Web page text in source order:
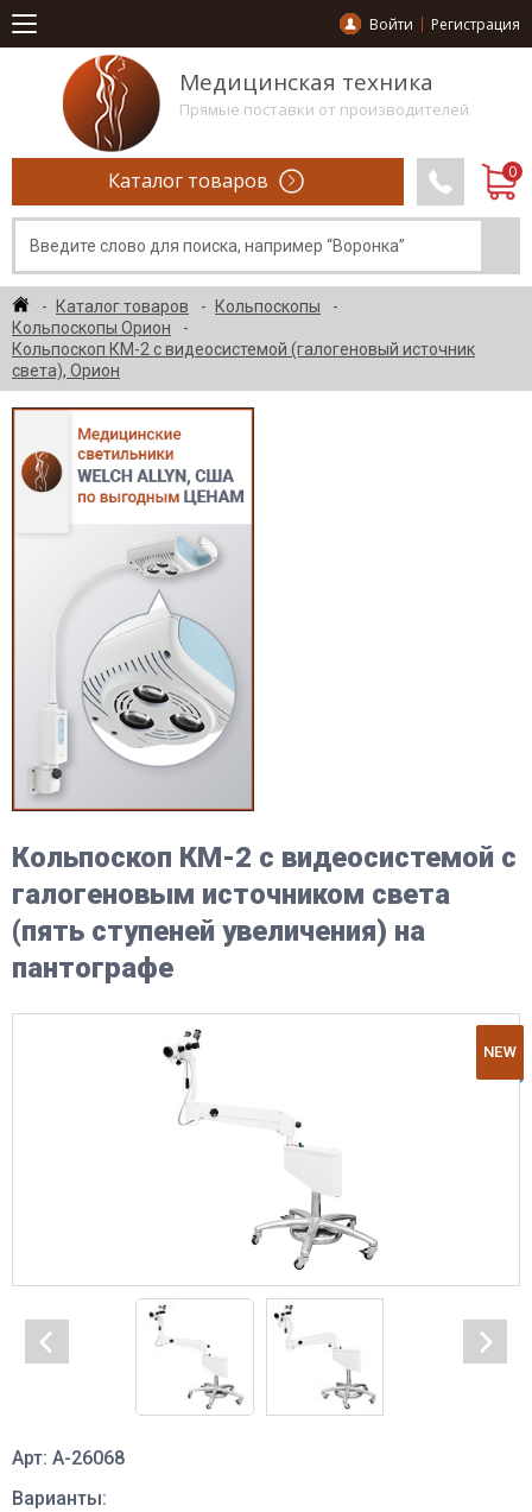
Войти Регистрация
Медицинская техника
Прямые поставки от производителей
Каталог товаров
Каталог товаров
Кольпоскопы
Кольпоскопы Орион
Кольпоскоп КМ-2 с видеосистемой (галогеновый источник
света), Орион
Кольпоскоп КМ-2 с видеосистемой с
галогеновым источником света
(пять ступеней увеличения) на
пантографе
NEW
Арт: A-26068
Варианты: